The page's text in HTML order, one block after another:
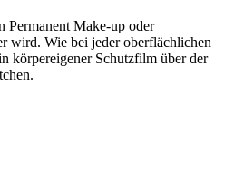
Permanent Make-up oder
wird. Wie bei jeder oberflächlichen
körpereigener Schutzfilm über der